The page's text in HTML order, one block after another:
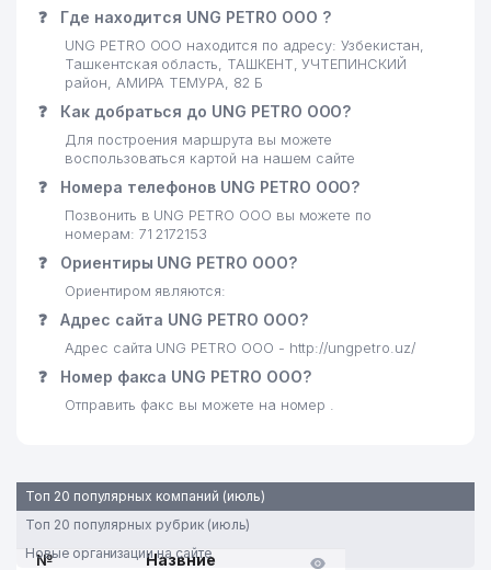
❓ Где находится UNG PETRO ООО ?
UNG PETRO ООО находится по адресу: Узбекистан,
Ташкентская область, ТАШКЕНТ, УЧТЕПИНСКИЙ
район, АМИРА ТЕМУРА, 82 Б
❓ Как добраться до UNG PETRO ООО?
Для построения маршрута вы можете
воспользоваться картой на нашем сайте
❓ Номера телефонов UNG PETRO ООО?
Позвонить в UNG PETRO ООО вы можете по
номерам: 71 2172153
❓ Ориентиры UNG PETRO ООО?
Ориентиром являются:
❓ Адрес сайта UNG PETRO ООО?
Адрес сайта UNG PETRO ООО - http://ungpetro.uz/
❓ Номер факса UNG PETRO ООО?
Отправить факс вы можете на номер .
Топ 20 популярных компаний (июль)
Топ 20 популярных рубрик (июль)
Новые организации на сайте
№ Назвние